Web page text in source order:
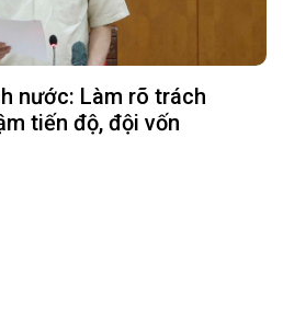
Trọng Hải dự Ngày hội
Tổ quốc năm 2026 tại